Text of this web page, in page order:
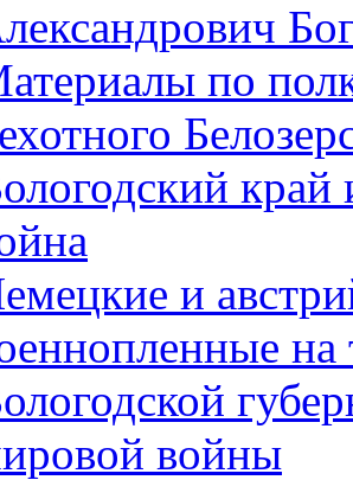
по
край
и
на
войны